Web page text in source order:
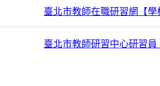
臺北市教師在職研習網【
臺北市教師研習中心研習